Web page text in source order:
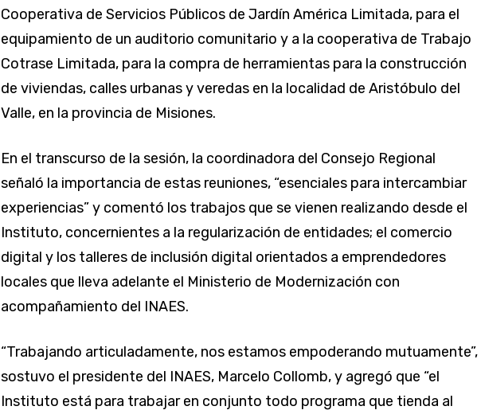
Cooperativa de Servicios Públicos de Jardín América Limitada, para el
equipamiento de un auditorio comunitario y a la cooperativa de Trabajo
Cotrase Limitada, para la compra de herramientas para la construcción
de viviendas, calles urbanas y veredas en la localidad de Aristóbulo del
Valle, en la provincia de Misiones.
En el transcurso de la sesión, la coordinadora del Consejo Regional
señaló la importancia de estas reuniones, “esenciales para intercambiar
experiencias” y comentó los trabajos que se vienen realizando desde el
Instituto, concernientes a la regularización de entidades; el comercio
digital y los talleres de inclusión digital orientados a emprendedores
locales que lleva adelante el Ministerio de Modernización con
acompañamiento del INAES.
“Trabajando articuladamente, nos estamos empoderando mutuamente”,
sostuvo el presidente del INAES, Marcelo Collomb, y agregó que “el
Instituto está para trabajar en conjunto todo programa que tienda al